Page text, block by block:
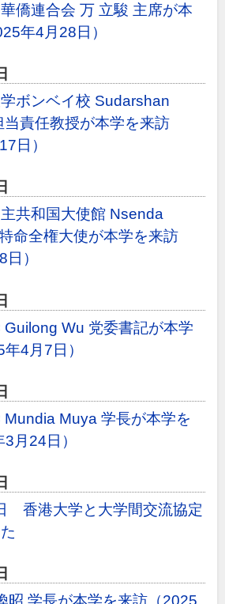
僑連合会 万 立駿 主席が本
年4月28日）
ボンベイ校 Sudarshan
責任教授が本学を来訪
日）
共和国大使館 Nsenda
命全権大使が本学を来訪
）
Guilong Wu 党委書記が本学
4月7日）
Mundia Muya 学長が本学を
月24日）
香港大学と大学間交流協定
昭 学長が本学を来訪（2025